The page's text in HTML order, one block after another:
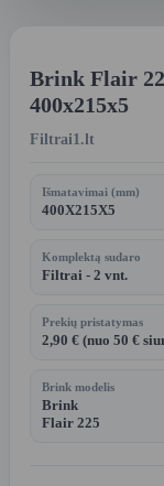
Brink Flair
400x215x5
Filtrai1.lt
Išmatavimai (mm)
400X215X5
Komplektą sudaro
Filtrai - 2 vnt.
Prekių pristatymas
2,90 € (nuo 50 €
Brink modelis
Brink
Flair 225